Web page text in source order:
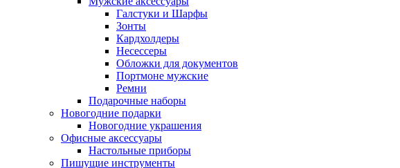
Галстуки и Шарфы
Зонты
Кардхолдеры
Несессеры
Обложки для документов
Портмоне мужские
Ремни
Подарочные наборы
Новогодние подарки
Новогодние украшения
Офисные аксессуары
Настольные приборы
Пишущие инструменты